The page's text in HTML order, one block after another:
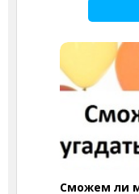
Сможем ли